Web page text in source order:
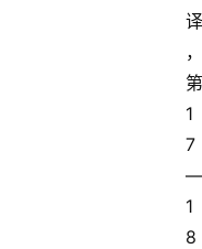
译
，
第
1
7
—
1
8